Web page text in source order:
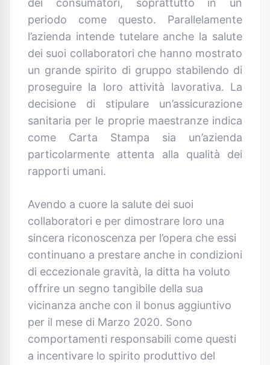
dei consumatori, soprattutto in un
periodo come questo. Parallelamente
l’azienda intende tutelare anche la salute
dei suoi collaboratori che hanno mostrato
un grande spirito di gruppo stabilendo di
proseguire la loro attività lavorativa. La
decisione di stipulare un’assicurazione
sanitaria per le proprie maestranze indica
come Carta Stampa sia un’azienda
particolarmente attenta alla qualità dei
rapporti umani.
Avendo a cuore la salute dei suoi
collaboratori e per dimostrare loro una
sincera riconoscenza per l’opera che essi
continuano a prestare anche in condizioni
di eccezionale gravità, la ditta ha voluto
offrire un segno tangibile della sua
vicinanza anche con il bonus aggiuntivo
per il mese di Marzo 2020. Sono
comportamenti responsabili come questi
a incentivare lo spirito produttivo del